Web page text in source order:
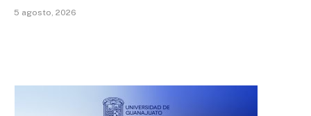
5 agosto, 2026